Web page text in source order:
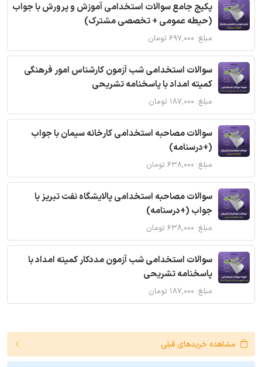
پکیج جامع سوالات استخدامی آموزش و پرورش با جواب
(حیطه عمومی + تخصصی مشترک)
مبلغ: ۶۹۷,۰۰۰ تومان
سوالات استخدامی شب آزمون کارشناس امور فرهنگی
کمیته امداد با پاسخنامه تشریحی
مبلغ: ۱۸۷,۰۰۰ تومان
سوالات مصاحبه استخدامی کارخانه سیمان با جواب
(+درسنامه)
مبلغ: ۶۳۸,۰۰۰ تومان
سوالات مصاحبه استخدامی پالایشگاه نفت تبریز با
جواب (+درسنامه)
مبلغ: ۶۳۸,۰۰۰ تومان
سوالات استخدامی شب آزمون مددکار کمیته امداد با
پاسخنامه تشریحی
مبلغ: ۱۸۷,۰۰۰ تومان
مشاهده خریدهای قبلی